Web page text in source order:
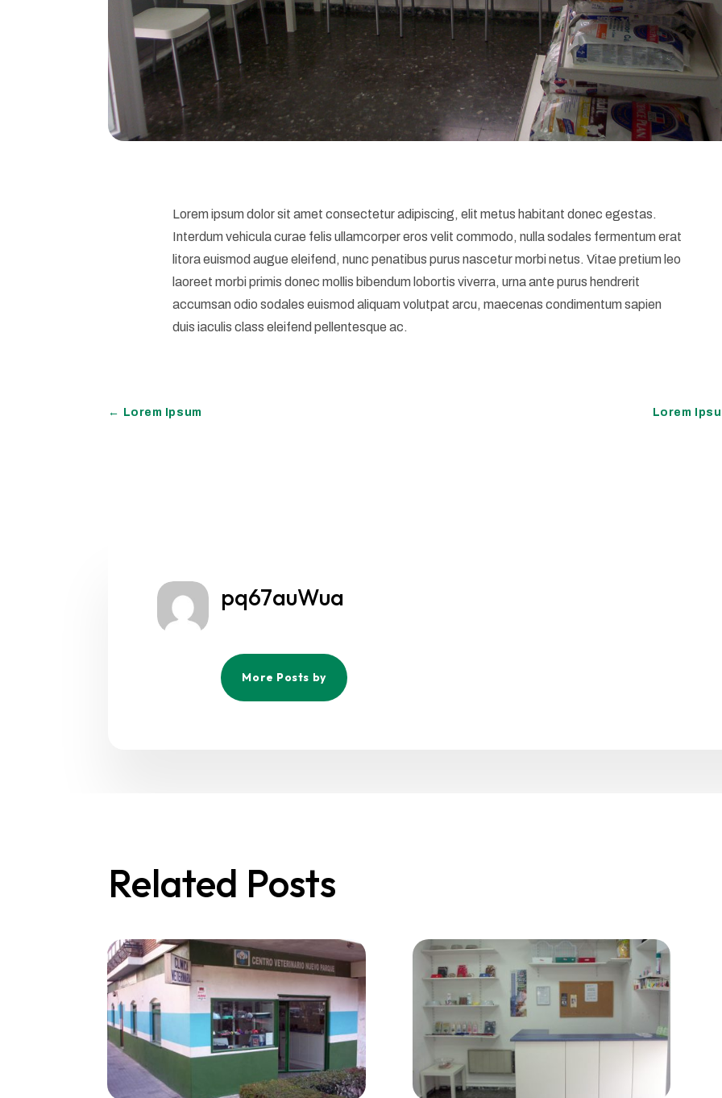
Lorem ipsum dolor sit amet consectetur adipiscing, elit metus habitant donec egestas.
Interdum vehicula curae felis ullamcorper eros velit commodo, nulla sodales fermentum erat
litora euismod augue eleifend, nunc penatibus purus nascetur morbi netus. Vitae pretium leo
laoreet morbi primis donec mollis bibendum lobortis viverra, urna ante purus hendrerit
accumsan odio sodales euismod aliquam volutpat arcu, maecenas condimentum sapien
duis iaculis class eleifend pellentesque ac.
← Lorem Ipsum Lorem
pq67auWua
More Posts by
Related Posts